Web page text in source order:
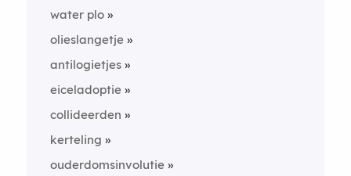
water plo
olieslangetje
antilogietjes
eiceladoptie
collideerden
kerteling
ouderdomsinvolutie